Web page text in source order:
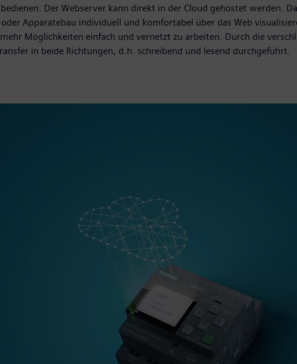
bedienen. Der Webserver kann direkt in der Cloud gehostet werden.
Apparatebau individuell und komfortabel über das Web
Möglichkeiten einfach und vernetzt zu arbeiten. Durch die
in beide Richtungen, d.h. schreibend und lesend durchgeführt.